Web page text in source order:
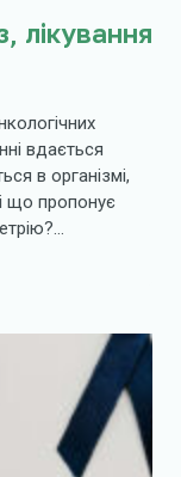
лікування
вдається
в організмі,
що пропонує